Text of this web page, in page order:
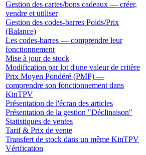
Gestion des cartes/bons cadeaux — créer,
vendre et utiliser
Gestion des codes-barres Poids/Prix
(Balance)
Les codes-barres — comprendre leur
fonctionnement
Mise à jour de stock
Modification par lot d'une valeur de critère
Prix Moyen Pondéré (PMP) —
comprendre son fonctionnement dans
KinTPV
Présentation de l'écran des articles
Présentation de la gestion "Déclinaison"
Statistiques de ventes
Tarif & Prix de vente
Transfert de stock dans un même KinTPV
Vérification